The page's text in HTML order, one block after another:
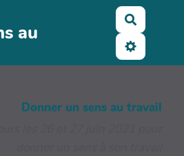
au
Donner un sens au travail